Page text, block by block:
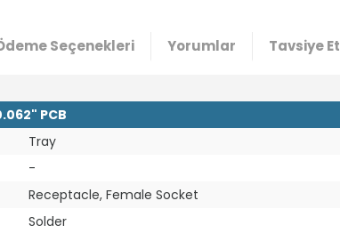
Seçenekleri Yorumlar Tavsiye Et
PCB
Tray
-
Receptacle, Female Socket
Solder